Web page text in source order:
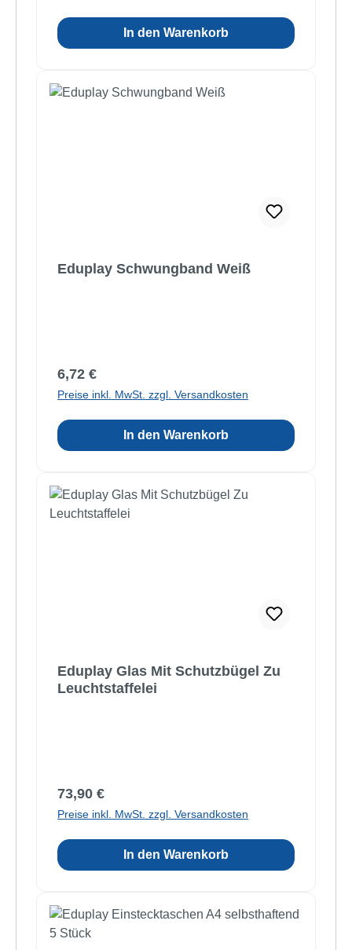
In den Warenkorb
Eduplay Schwungband Weiß
Regulärer Preis:
6,72 €
Preise inkl. MwSt. zzgl. Versandkosten
In den Warenkorb
Eduplay Glas Mit Schutzbügel Zu
Leuchtstaffelei
Regulärer Preis:
73,90 €
Preise inkl. MwSt. zzgl. Versandkosten
In den Warenkorb